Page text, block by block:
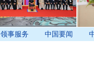
领事服务 中国要闻